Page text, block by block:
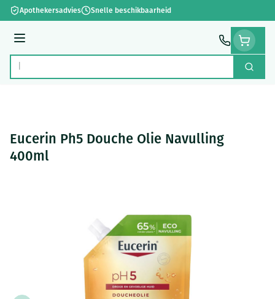
Ga naar de inhoud
Apothekersadvies Snelle beschikbaarheid
Menu
Product, merk, categorie... Zoek
Eucerin Ph5 Douche Olie Navulling
400ml